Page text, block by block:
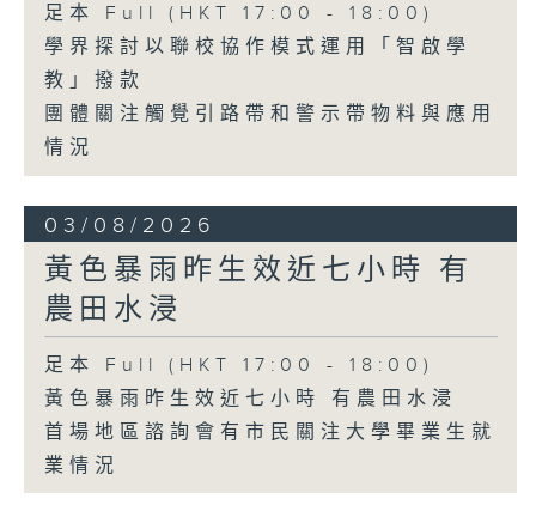
足本 Full (HKT 17:00 - 18:00)
學界探討以聯校協作模式運用「智啟學
教」撥款
團體關注觸覺引路帶和警示帶物料與應用
情況
03/08/2026
黃色暴雨昨生效近七小時 有
農田水浸
足本 Full (HKT 17:00 - 18:00)
黃色暴雨昨生效近七小時 有農田水浸
首場地區諮詢會有市民關注大學畢業生就
業情況